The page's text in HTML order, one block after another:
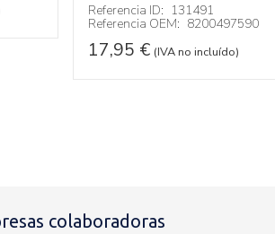
Referencia ID: 131491
Referencia OEM: 8200497590
17,95 € (IVA no incluído)
colaboradoras